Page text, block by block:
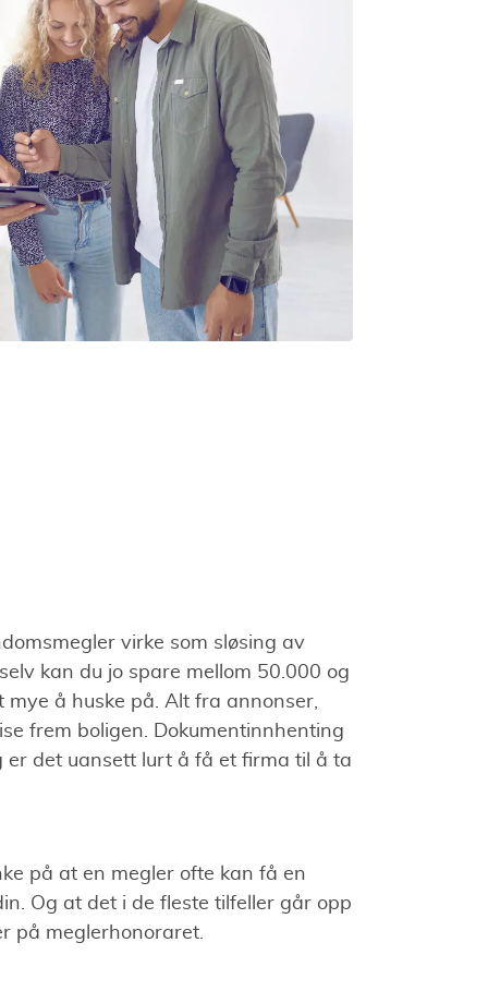
virke som sløsing av
kan du jo spare mellom 50.000 og
mye å huske på. Alt fra annonser,
frem boligen. Dokumentinnhenting
er det uansett lurt å få et firma til å ta
på at en megler ofte kan få en
Og at det i de fleste tilfeller går opp
på meglerhonoraret.